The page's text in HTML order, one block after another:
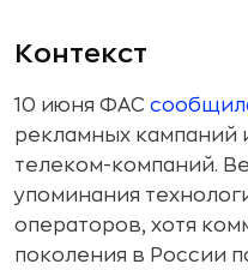
Контекст
10 июня ФАС
рекламных кампаний
телеком-компаний.
упоминания
операторов, хотя
поколения в России